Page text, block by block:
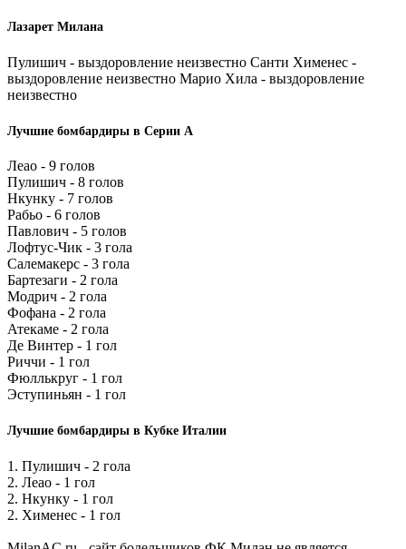
Лазарет Милана
Пулишич - выздоровление неизвестно Санти Хименес -
выздоровление неизвестно Марио Хила - выздоровление
неизвестно
Лучшие бомбардиры в Серии А
Леао - 9 голов
Пулишич - 8 голов
Нкунку - 7 голов
Рабьо - 6 голов
Павлович - 5 голов
Лофтус-Чик - 3 гола
Салемакерс - 3 гола
Бартезаги - 2 гола
Модрич - 2 гола
Фофана - 2 гола
Атекаме - 2 гола
Де Винтер - 1 гол
Риччи - 1 гол
Фюллькруг - 1 гол
Эступиньян - 1 гол
Лучшие бомбардиры в Кубке Италии
1. Пулишич - 2 гола
2. Леао - 1 гол
2. Нкунку - 1 гол
2. Хименес - 1 гол